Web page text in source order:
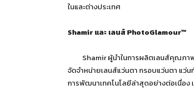
ในและต่างประเทศ
Shamir และ เลนส์ PhotoGlamour™
Shamir ผู้นำในการผลิตเลนส์คุณภาพ
จัดจำหน่ายเลนส์แว่นตา กรอบแว่นตา แว่
การพัฒนาเทคโนโลยีล่าสุดอย่างต่อเนื่อง